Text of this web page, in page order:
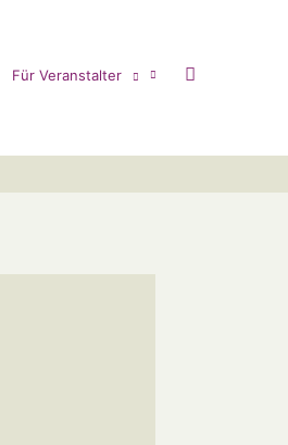
Für Veranstalter